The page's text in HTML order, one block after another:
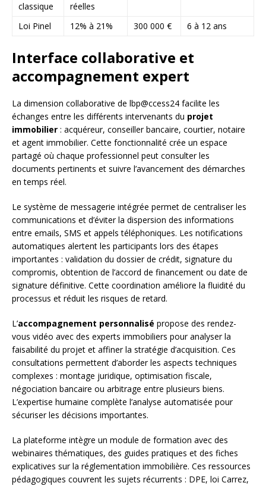
classique
réelles
Loi Pinel 12% à 21% 300 000 € 6 à 12 ans
Interface collaborative et
accompagnement expert
La dimension collaborative de lbp@ccess24 facilite les
échanges entre les différents intervenants du projet
immobilier : acquéreur, conseiller bancaire, courtier, notaire
et agent immobilier. Cette fonctionnalité crée un espace
partagé où chaque professionnel peut consulter les
documents pertinents et suivre l’avancement des démarches
en temps réel.
Le système de messagerie intégrée permet de centraliser les
communications et d’éviter la dispersion des informations
entre emails, SMS et appels téléphoniques. Les notifications
automatiques alertent les participants lors des étapes
importantes : validation du dossier de crédit, signature du
compromis, obtention de l’accord de financement ou date de
signature définitive. Cette coordination améliore la fluidité du
processus et réduit les risques de retard.
L’accompagnement personnalisé propose des rendez-
vous vidéo avec des experts immobiliers pour analyser la
faisabilité du projet et affiner la stratégie d’acquisition. Ces
consultations permettent d’aborder les aspects techniques
complexes : montage juridique, optimisation fiscale,
négociation bancaire ou arbitrage entre plusieurs biens.
L’expertise humaine complète l’analyse automatisée pour
sécuriser les décisions importantes.
La plateforme intègre un module de formation avec des
webinaires thématiques, des guides pratiques et des fiches
explicatives sur la réglementation immobilière. Ces ressources
pédagogiques couvrent les sujets récurrents : DPE, loi Carrez,